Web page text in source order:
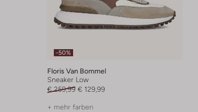
-50%
Floris Van Bommel
Sneaker Low
€ 259,99 € 129,99
+ mehr farben